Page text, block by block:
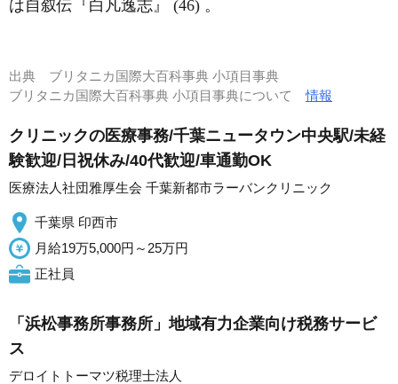
は自叙伝『白凡逸志』 (46) 。
出典 ブリタニカ国際大百科事典 小項目事典
ブリタニカ国際大百科事典 小項目事典について情報
クリニックの医療事務/千葉ニュータウン中央駅/未経
験歓迎/日祝休み/40代歓迎/車通勤OK
医療法人社団雅厚生会 千葉新都市ラーバンクリニック
千葉県 印西市
月給19万5,000円～25万円
正社員
「浜松事務所事務所」地域有力企業向け税務サービ
ス
デロイトトーマツ税理士法人